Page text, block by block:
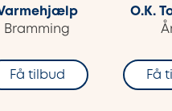
Bramming
Få tilbud
O.K.
Få